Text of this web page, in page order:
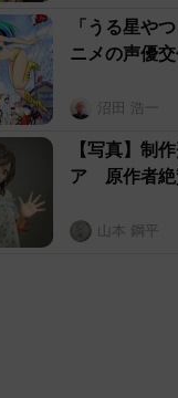
「うる星や
ニメの声優
沼田 浩一
【写真】制
ア 原作者絶
山本 鋼平